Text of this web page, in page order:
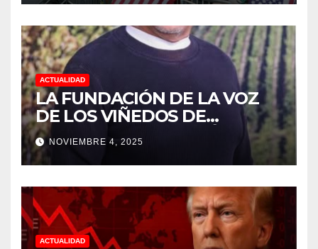
ACTUALIDAD
LA FUNDACIÓN DE LA VOZ
DE LOS VIÑEDOS DE
SONOMA RECONOCIÓ A
CUATRO “ EMPLEADOS DEL
MES” POR SU LIDERAZGO Y
DEDICACIÓN EN LOS
VIÑEDOS
NOVIEMBRE 4, 2025
ACTUALIDAD